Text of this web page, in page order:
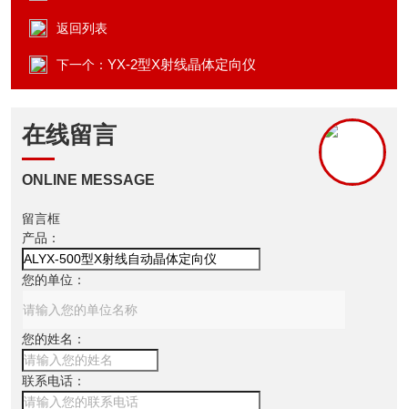
返回列表
下一个： YX-2型X射线晶体定向仪
在线留言
ONLINE MESSAGE
留言框
产品：
您的单位：
您的姓名：
联系电话：